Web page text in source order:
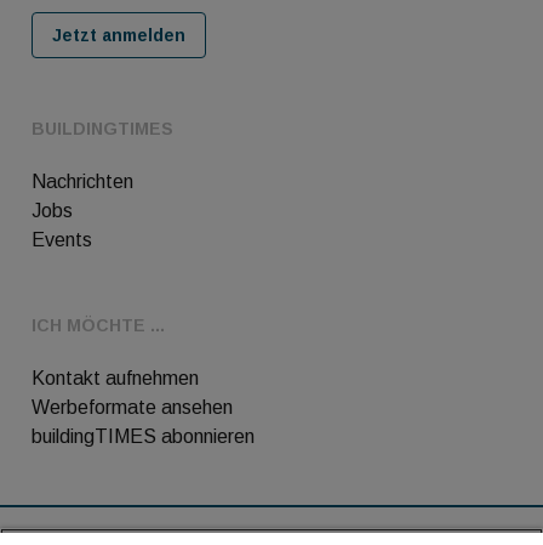
BUILDINGTIMES
Nachrichten
Jobs
Events
ICH MÖCHTE ...
Kontakt aufnehmen
Werbeformate ansehen
buildingTIMES abonnieren
Jetzt anmelden